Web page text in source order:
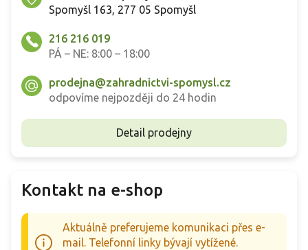
Spomyšl 163, 277 05 Spomyšl
216 216 019
PÁ – NE: 8:00 – 18:00
prodejna@zahradnictvi-spomysl.cz
odpovíme nejpozději do 24 hodin
Detail prodejny
Kontakt na e-shop
Aktuálně preferujeme komunikaci přes e-
mail. Telefonní linky bývají vytížené.